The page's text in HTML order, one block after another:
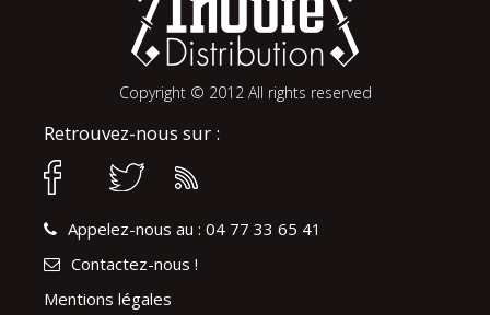
Copyright © 2012 All rights reserved
Retrouvez-nous sur :
Appelez-nous au : 04 77 33 65 41
Contactez-nous !
Mentions légales